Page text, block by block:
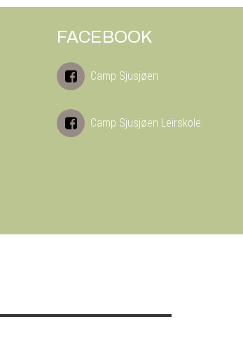
FACEBOOK
Camp Sjusjøen
Camp Sjusjøen Leirskole